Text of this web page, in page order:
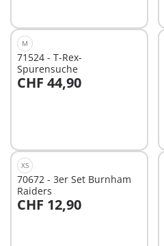
M
71524 - T-Rex-
Spurensuche
CHF 44,90
In den Warenkorb
XS
70672 - 3er Set Burnham
Raiders
CHF 12,90
In den Warenkorb